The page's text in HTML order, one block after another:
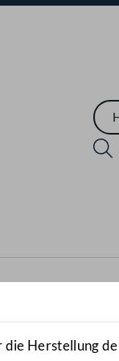
Herstellung